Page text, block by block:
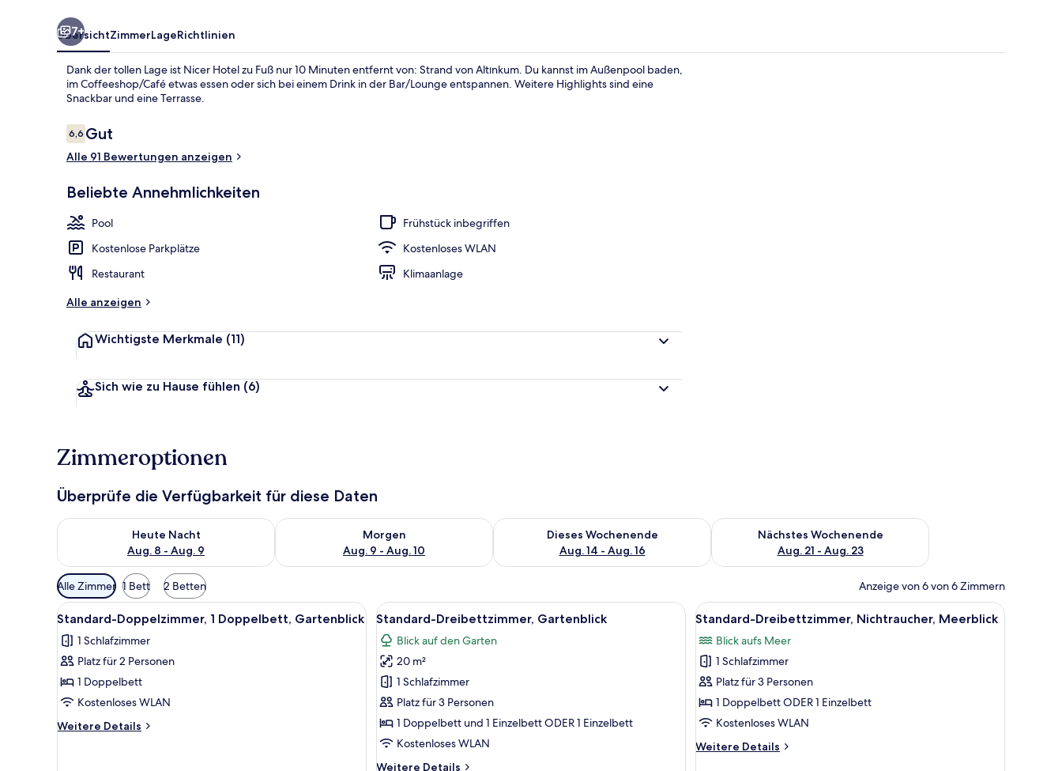
7+
ÜbersichtZimmerLageRichtlinien
Dank der tollen Lage ist Nicer Hotel zu Fuß nur 10 Minuten entfernt von: Strand von Altınkum. Du kannst im Außenpool baden,
im Coffeeshop/Café etwas essen oder sich bei einem Drink in der Bar/Lounge entspannen. Weitere Highlights sind eine
Snackbar und eine Terrasse.
Bewertungen
6,66,6 von 10.
Gut
Alle 91 Bewertungen anzeigen
Beliebte Annehmlichkeiten
Pool
Frühstück inbegriffen
Kostenlose Parkplätze
Kostenloses WLAN
Restaurant
Klimaanlage
Alle anzeigen
Wichtigste Merkmale (11)
Sich wie zu Hause fühlen (6)
Zimmeroptionen
Überprüfe die Verfügbarkeit für diese Daten
Heute Nacht
Aug. 8 - Aug. 9
Überprüfe die Verfügbarkeit für heute Nacht, Aug. 8 - Aug. 9.
Morgen
Aug. 9 - Aug. 10
Überprüfe die Verfügbarkeit für morgen, Aug. 9 - Aug. 10.
Dieses Wochenende
Aug. 14 - Aug. 16
Überprüfe die Verfügbarkeit für dieses Wochenende, Aug. 14 - Aug. 16.
Nächstes Wochenende
Aug. 21 - Aug. 23
Überprüfe die Verfügbarkeit für nächstes Wochenende, Aug.
Verfügbare
Filter
für
Zimmer
Alle Zimmer 1 Bett 2 Betten Anzeige von 6 von 6 Zimmern
Alle
Fotos
für
Standard-
Doppelzimmer,
1
Doppelbett,
Gartenblick
Standard-Doppelzimmer, 1 Doppelbett, Gartenblick | Italienische Bettbezüge von Frette, hochwertige Bettwaren, Zimmersafe
2
Standard-Doppelzimmer, 1 Doppelbett, Gartenblick
1 Schlafzimmer
Platz für 2 Personen
1 Doppelbett
Kostenloses WLAN
Weitere Details
Weitere
Alle
Fotos
für
Standard-
Dreibettzimmer,
Gartenblick
anzeigen
Ein Hotelzimmer mit Bett, Nachttischen, einem Bild, einem Fenster mit Vorhängen und einer Tür.
1
Standard-Dreibettzimmer, Gartenblick
Blick auf den Garten
20 m²
1 Schlafzimmer
Platz für 3 Personen
1 Doppelbett und 1 Einzelbett ODER 1 Einzelbett
Kostenloses WLAN
Weitere Details
Weitere
Alle
Fotos
für
Standard-
Dreibettzimmer,
Nichtraucher,
Meerblick
Ein Hotelzimmer mit Bett, Nachttischen,
1
Standard-Dreibettzimmer, Nichtraucher, Meerblick
Blick aufs Meer
1 Schlafzimmer
Platz für 3 Personen
1 Doppelbett ODER 1 Einzelbett
Kostenloses WLAN
Weitere Details
Weitere